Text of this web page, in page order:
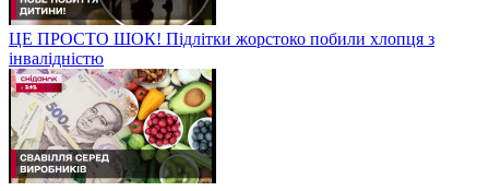
ЦЕ ПРОСТО ШОК! Підлітки жорстоко побили хлопця з
інвалідністю